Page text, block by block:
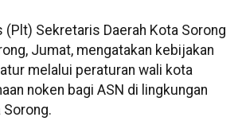
(Plt) Sekretaris Daerah Kota Sorong
Jumat, mengatakan kebijakan
melalui peraturan wali kota
noken bagi ASN di lingkungan
Sorong.